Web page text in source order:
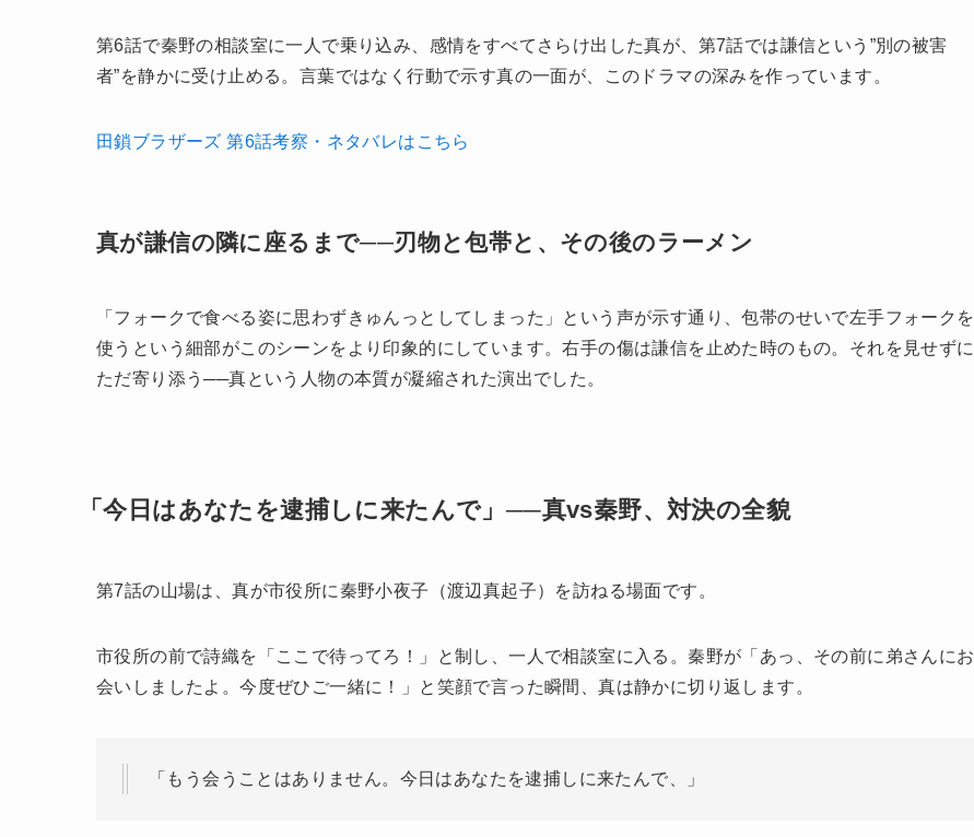
第6話で秦野の相談室に一人で乗り込み、感情をすべてさらけ出した真が、第7話では謙信という”別の被害
者”を静かに受け止める。言葉ではなく行動で示す真の一面が、このドラマの深みを作っています。
田鎖ブラザーズ 第6話考察・ネタバレはこちら
真が謙信の隣に座るまで──刃物と包帯と、その後のラーメン
「フォークで食べる姿に思わずきゅんっとしてしまった」という声が示す通り、包帯のせいで左手フォークを
使うという細部がこのシーンをより印象的にしています。右手の傷は謙信を止めた時のもの。それを見せずに
ただ寄り添う──真という人物の本質が凝縮された演出でした。
「今日はあなたを逮捕しに来たんで」──真vs秦野、対決の全貌
第7話の山場は、真が市役所に秦野小夜子（渡辺真起子）を訪ねる場面です。
市役所の前で詩織を「ここで待ってろ！」と制し、一人で相談室に入る。秦野が「あっ、その前に弟さんにお
会いしましたよ。今度ぜひご一緒に！」と笑顔で言った瞬間、真は静かに切り返します。
「もう会うことはありません。今日はあなたを逮捕しに来たんで、」